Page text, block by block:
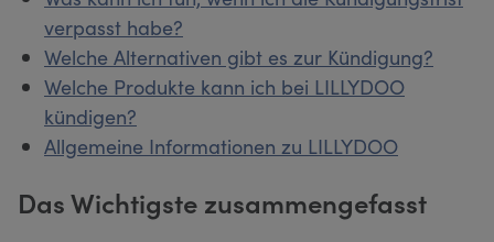
verpasst habe?
Welche Alternativen gibt es zur Kündigung?
Welche Produkte kann ich bei LILLYDOO
kündigen?
Allgemeine Informationen zu LILLYDOO
Das Wichtigste zusammengefasst